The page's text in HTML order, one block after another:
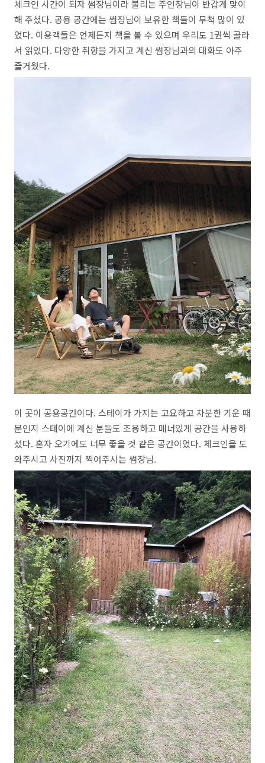
체크인 시간이 되자 썸장님이라 불리는 주인장님이 반갑게 맞이
해 주셨다. 공용 공간에는 썸장님이 보유한 책들이 무척 많이 있
었다. 이용객들은 언제든지 책을 볼 수 있으며 우리도 1권씩 골라
서 읽었다. 다양한 취향을 가지고 계신 썸장님과의 대화도 아주
즐거웠다.
이 곳이 공용공간이다. 스테이가 가지는 고요하고 차분한 기운 때
문인지 스테이에 계신 분들도 조용하고 매너있게 공간을 사용하
셨다. 혼자 오기에도 너무 좋을 것 같은 공간이었다. 체크인을 도
와주시고 사진까지 찍어주시는 썸장님.